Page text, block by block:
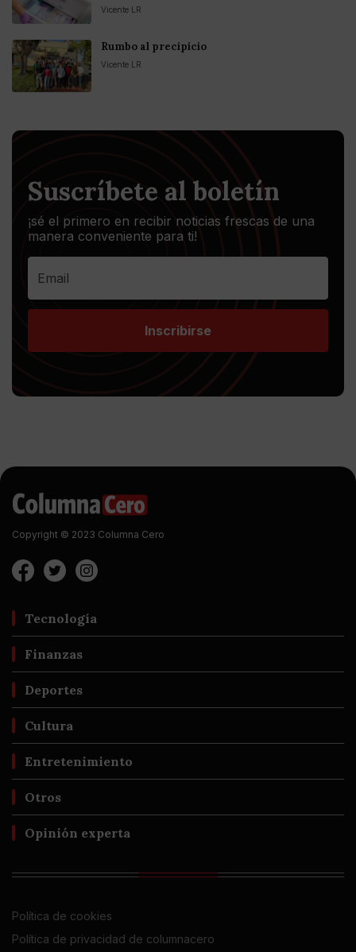
Vicente LR
Rumbo al precipicio
Vicente LR
Suscríbete al boletín
¡sé el primero en recibir noticias frescas de una
manera conveniente para ti!
Inscribirse
Copyright © 2023 Columna Cero
Tecnología
Finanzas
Deportes
Cultura
Entretenimiento
Otros
Opinión experta
Política de cookies
Política de privacidad de columnacero